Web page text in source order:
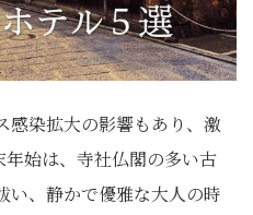
感染拡大の影響もあり、激
始は、寺社仏閣の多い古
い、静かで優雅な大人の時